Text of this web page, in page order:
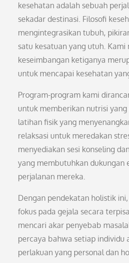
kesehatan adalah sebuah
sekadar destinasi. Filosofi
mengintegrasikan tubuh,
satu kesatuan yang utuh.
keseimbangan ketiganya
untuk mencapai kesehatan
Program-program kami
untuk memberikan nutrisi
latihan fisik yang
relaksasi untuk meredakan
menyediakan sesi konseling
yang membutuhkan dukungan
perjalanan mereka.
Dengan pendekatan holistik
fokus pada gejala secara
mencari akar penyebab
percaya bahwa setiap individu
perlakuan yang personal dan